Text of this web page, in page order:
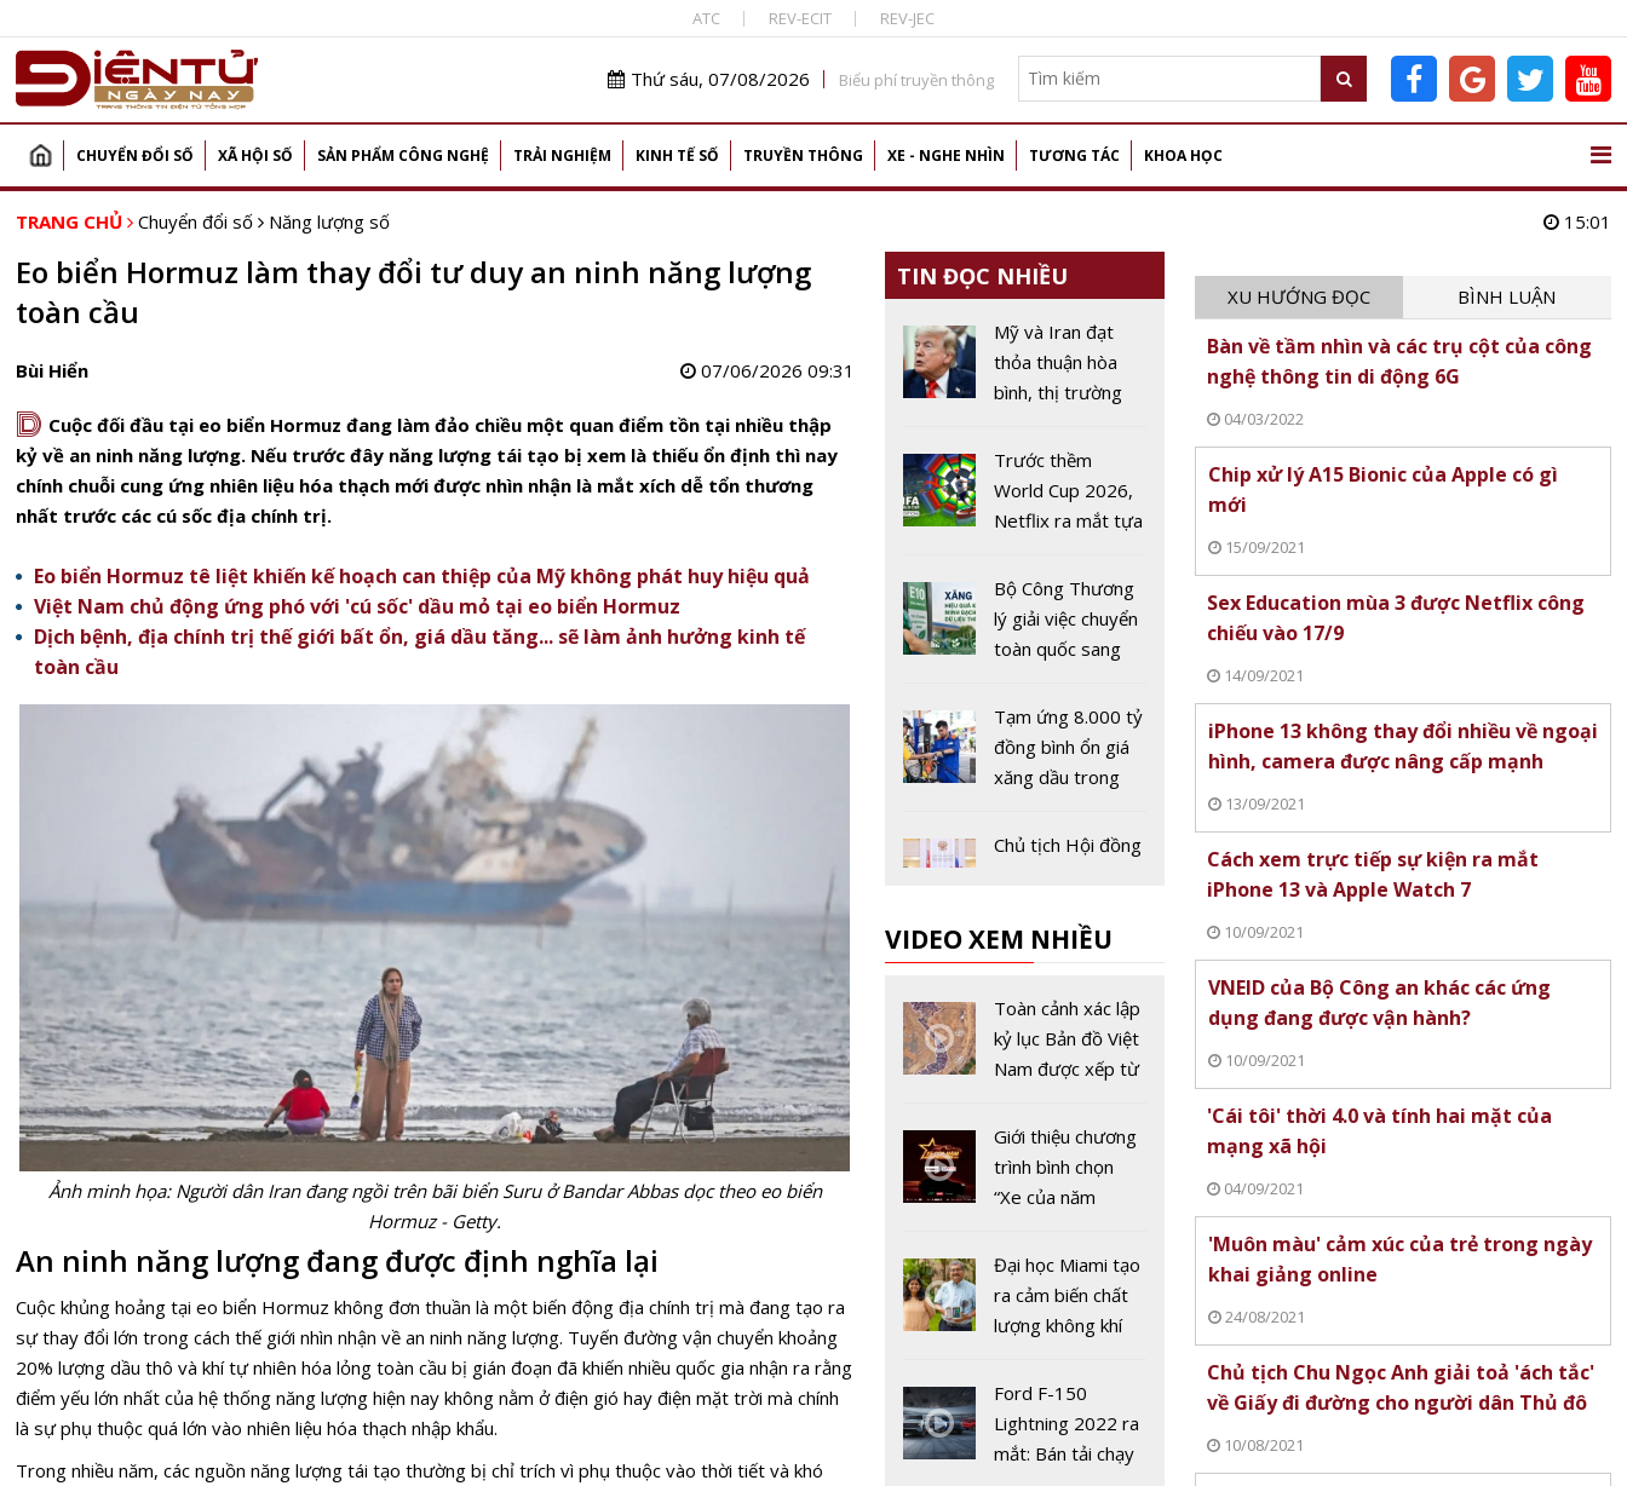
ATC REV-ECIT REV-JEC
Thứ sáu, 07/08/2026 Biểu phí truyền thông
CHUYỂN ĐỔI SỐ XÃ HỘI SỐ SẢN PHẨM CÔNG NGHỆ TRẢI NGHIỆM KINH TẾ SỐ TRUYỀN THÔNG XE - NGHE NHÌN TƯƠNG TÁC KHOA HỌC
TRANG CHỦ Chuyển đổi số Năng lượng số 15:01
Eo biển Hormuz làm thay đổi tư duy an ninh năng lượng
toàn cầu
Bùi Hiển 07/06/2026 09:31
D Cuộc đối đầu tại eo biển Hormuz đang làm đảo chiều một quan điểm tồn tại nhiều thập
kỷ về an ninh năng lượng. Nếu trước đây năng lượng tái tạo bị xem là thiếu ổn định thì nay
chính chuỗi cung ứng nhiên liệu hóa thạch mới được nhìn nhận là mắt xích dễ tổn thương
nhất trước các cú sốc địa chính trị.
Eo biển Hormuz tê liệt khiến kế hoạch can thiệp của Mỹ không phát huy hiệu quả
Việt Nam chủ động ứng phó với 'cú sốc' dầu mỏ tại eo biển Hormuz
Dịch bệnh, địa chính trị thế giới bất ổn, giá dầu tăng... sẽ làm ảnh hưởng kinh tế
toàn cầu
Ảnh minh họa: Người dân Iran đang ngồi trên bãi biển Suru ở Bandar Abbas dọc theo eo biển
Hormuz - Getty.
An ninh năng lượng đang được định nghĩa lại
Cuộc khủng hoảng tại eo biển Hormuz không đơn thuần là một biến động địa chính trị mà đang tạo ra
sự thay đổi lớn trong cách thế giới nhìn nhận về an ninh năng lượng. Tuyến đường vận chuyển khoảng
20% lượng dầu thô và khí tự nhiên hóa lỏng toàn cầu bị gián đoạn đã khiến nhiều quốc gia nhận ra rằng
điểm yếu lớn nhất của hệ thống năng lượng hiện nay không nằm ở điện gió hay điện mặt trời mà chính
là sự phụ thuộc quá lớn vào nhiên liệu hóa thạch nhập khẩu.
Trong nhiều năm, các nguồn năng lượng tái tạo thường bị chỉ trích vì phụ thuộc vào thời tiết và khó
TIN ĐỌC NHIỀU
Mỹ và Iran đạt
thỏa thuận hòa
bình, thị trường
vào giai đoạn mới
Trước thềm
World Cup 2026,
Netflix ra mắt tựa
miễn phí
Bộ Công Thương
lý giải việc chuyển
toàn quốc sang
Tạm ứng 8.000 tỷ
đồng bình ổn giá
xăng dầu trong
giới biến động
Chủ tịch Hội đồng
thúc đẩy hợp tác
năng lượng - dầu
Potash - Mỏ khai
khoáng thông
minh đầu tiên tại
Đối thoại An ninh
Nam – Hoa Kỳ lần
thứ 4
VIDEO XEM NHIỀU
Toàn cảnh xác lập
kỷ lục Bản đồ Việt
Nam được xếp từ
năm 2022
Giới thiệu chương
trình bình chọn
“Xe của năm
Đại học Miami tạo
ra cảm biến chất
lượng không khí
19
Ford F-150
Lightning 2022 ra
mắt: Bán tải chạy
XU HƯỚNG ĐỌC BÌNH LUẬN
Bàn về tầm nhìn và các trụ cột của công
nghệ thông tin di động 6G
04/03/2022
Chip xử lý A15 Bionic của Apple có gì
mới
15/09/2021
Sex Education mùa 3 được Netflix công
chiếu vào 17/9
14/09/2021
iPhone 13 không thay đổi nhiều về ngoại
hình, camera được nâng cấp mạnh
13/09/2021
Cách xem trực tiếp sự kiện ra mắt
iPhone 13 và Apple Watch 7
10/09/2021
VNEID của Bộ Công an khác các ứng
dụng đang được vận hành?
10/09/2021
'Cái tôi' thời 4.0 và tính hai mặt của
mạng xã hội
04/09/2021
'Muôn màu' cảm xúc của trẻ trong ngày
khai giảng online
24/08/2021
Chủ tịch Chu Ngọc Anh giải toả 'ách tắc'
về Giấy đi đường cho người dân Thủ đô
10/08/2021